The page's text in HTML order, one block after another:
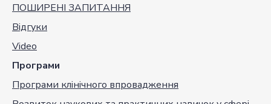
ПОШИРЕНІ ЗАПИТАННЯ
Відгуки
Video
Програми
Програми клінічного впровадження